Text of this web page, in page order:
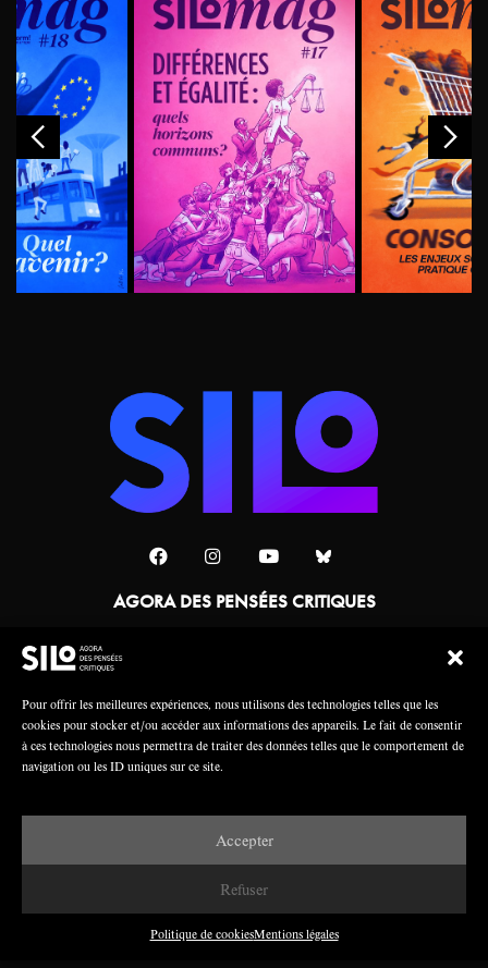
Pour offrir les meilleures expériences, nous utilisons des technologies telles que les
cookies pour stocker et/ou accéder aux informations des appareils. Le fait de consentir
à ces technologies nous permettra de traiter des données telles que le comportement de
navigation ou les ID uniques sur ce site.
Accepter
Refuser
Politique de cookiesMentions légales
AGORA DES PENSÉES CRITIQUES